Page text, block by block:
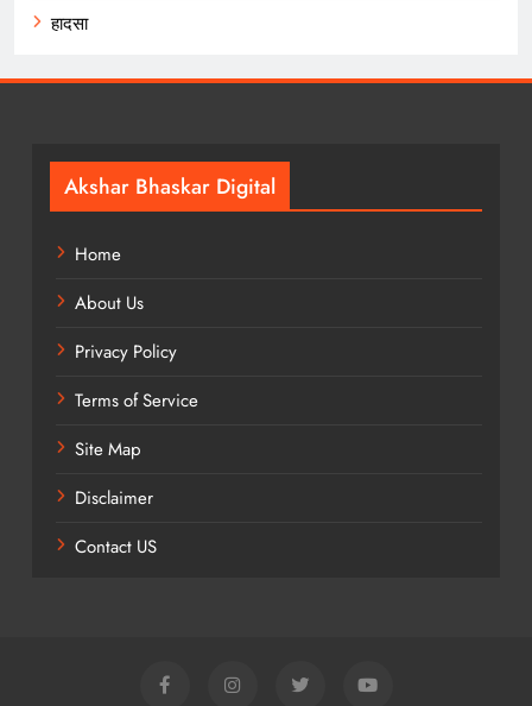
हादसा
Akshar Bhaskar Digital
Home
About Us
Privacy Policy
Terms of Service
Site Map
Disclaimer
Contact US